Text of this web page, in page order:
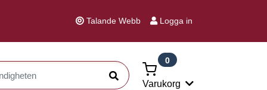
Talande Webb Logga in
Sök
Varukorg
0